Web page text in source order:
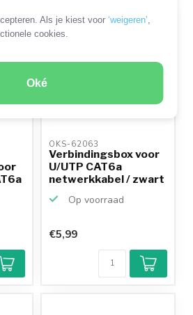
Als je kiest voor‘weigeren’,
cookies.
Oké
OKS-62063
Verbindingsbox voor
U/UTP CAT6a
netwerkkabel / zwart
Op voorraad
€5,99